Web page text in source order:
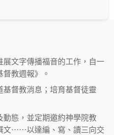
文字傳播福音的工作，自一
教週報》。
基督教消息；培育基督徒靈
態，並定期邀約神學院教
文⋯⋯以達編、寫、讀三向交